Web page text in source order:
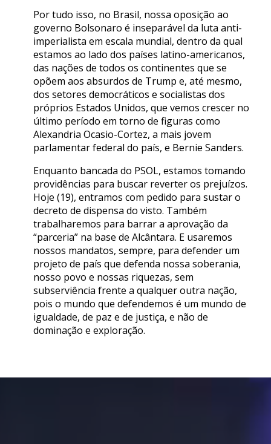
Por tudo isso, no Brasil, nossa oposição ao
governo Bolsonaro é inseparável da luta anti-
imperialista em escala mundial, dentro da qual
estamos ao lado dos países latino-americanos,
das nações de todos os continentes que se
opõem aos absurdos de Trump e, até mesmo,
dos setores democráticos e socialistas dos
próprios Estados Unidos, que vemos crescer no
último período em torno de figuras como
Alexandria Ocasio-Cortez, a mais jovem
parlamentar federal do país, e Bernie Sanders.
Enquanto bancada do PSOL, estamos tomando
providências para buscar reverter os prejuízos.
Hoje (19), entramos com pedido para sustar o
decreto de dispensa do visto. Também
trabalharemos para barrar a aprovação da
“parceria” na base de Alcântara. E usaremos
nossos mandatos, sempre, para defender um
projeto de país que defenda nossa soberania,
nosso povo e nossas riquezas, sem
subserviência frente a qualquer outra nação,
pois o mundo que defendemos é um mundo de
igualdade, de paz e de justiça, e não de
dominação e exploração.